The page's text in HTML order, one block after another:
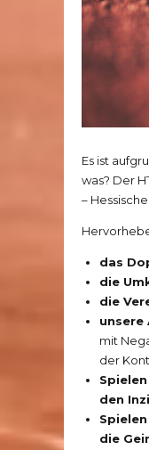
Es ist
was? Der
–
das
die
die
mit
der
den
die